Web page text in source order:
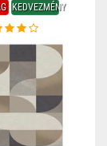
KEDVEZMÉNY